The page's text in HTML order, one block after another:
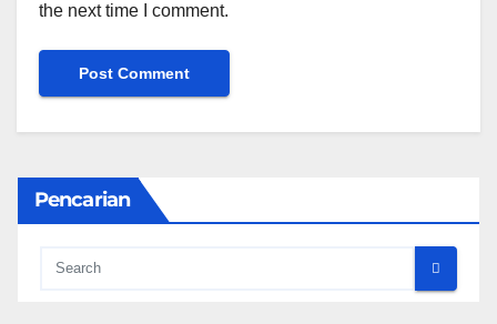
the next time I comment.
Pencarian